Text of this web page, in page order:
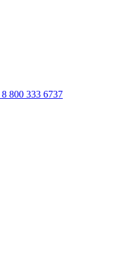
8 800 333 6737